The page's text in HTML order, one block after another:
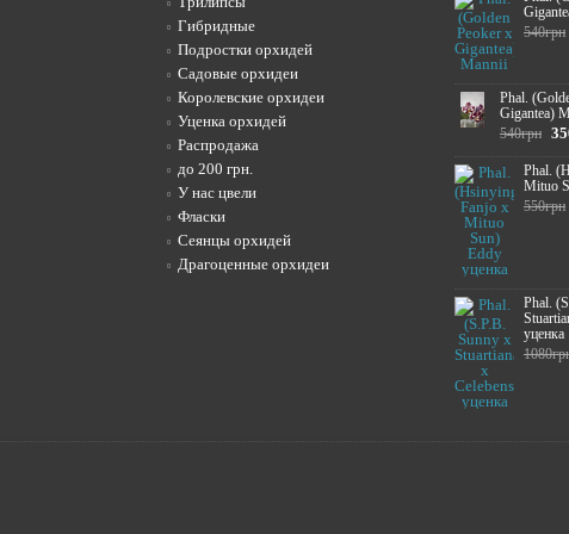
Гибридные
Подростки орхидей
Садовые орхидеи
Королевские орхидеи
Уценка орхидей
Распродажа
до 200 грн.
У нас цвели
Фласки
Сеянцы орхидей
Драгоценные орхидеи
540грн
Phal.
Gigantea)
540грн
Phal.
Mituo
550грн
Phal.
уценка